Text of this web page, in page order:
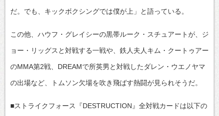
だ。でも、キックボクシングでは僕が上」と語っている。
この他、ハウフ・グレイシーの黒帯ルーク・スチュアートが、ジ
ョー・リッグスと対戦する一戦や、鉄人夫人キム・クートゥアー
のMMA第2戦、DREAMで所英男と対戦したダレン・ウエノヤマ
の出場など、トムソン欠場を吹き飛ばす熱闘が見られそうだ。
■ストライクフォース『DESTRUCTION』全対戦カードは以下の